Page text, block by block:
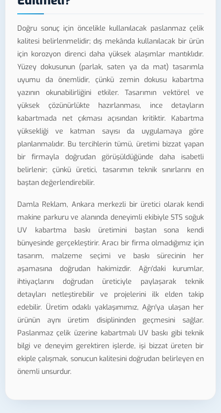
Doğru sonuç için öncelikle kullanılacak paslanmaz çelik
kalitesi belirlenmelidir; dış mekânda kullanılacak bir ürün
için korozyon direnci daha yüksek alaşımlar mantıklıdır.
Yüzey dokusunun (parlak, saten ya da mat) tasarımla
uyumu da önemlidir, çünkü zemin dokusu kabartma
yazının okunabilirliğini etkiler. Tasarımın vektörel ve
yüksek çözünürlükte hazırlanması, ince detayların
kabartmada net çıkması açısından kritiktir. Kabartma
yüksekliği ve katman sayısı da uygulamaya göre
planlanmalıdır. Bu tercihlerin tümü, üretimi bizzat yapan
bir firmayla doğrudan görüşüldüğünde daha isabetli
belirlenir; çünkü üretici, tasarımın teknik sınırlarını en
baştan değerlendirebilir.
Damla Reklam, Ankara merkezli bir üretici olarak kendi
makine parkuru ve alanında deneyimli ekibiyle STS soğuk
UV kabartma baskı üretimini baştan sona kendi
bünyesinde gerçekleştirir. Aracı bir firma olmadığımız için
tasarım, malzeme seçimi ve baskı sürecinin her
aşamasına doğrudan hakimizdir. Ağrı'daki kurumlar,
ihtiyaçlarını doğrudan üreticiyle paylaşarak teknik
detayları netleştirebilir ve projelerini ilk elden takip
edebilir. Üretim odaklı yaklaşımımız, Ağrı'ya ulaşan her
ürünün aynı üretim disiplininden geçmesini sağlar.
Paslanmaz çelik üzerine kabartmalı UV baskı gibi teknik
bilgi ve deneyim gerektiren işlerde, işi bizzat üreten bir
ekiple çalışmak, sonucun kalitesini doğrudan belirleyen en
önemli unsurdur.